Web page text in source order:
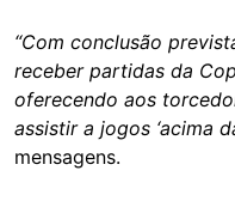
“Com conclusão
receber partidas da
oferecendo aos
assistir a jogos ‘acima
mensagens.